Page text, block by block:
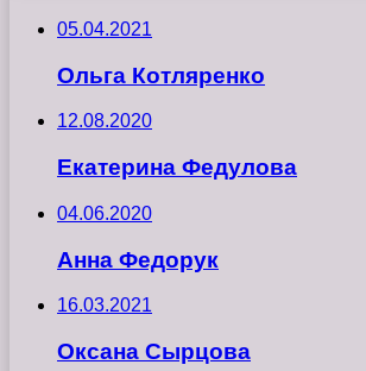
05.04.2021
Ольга Котляренко
12.08.2020
Екатерина Федулова
04.06.2020
Анна Федорук
16.03.2021
Оксана Сырцова